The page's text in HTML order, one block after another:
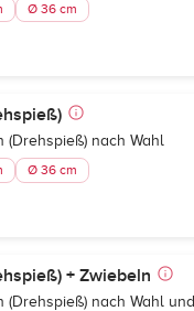
Ø 36 cm
(Drehspieß) nach Wahl
Ø 36 cm
+ Zwiebeln
(Drehspieß) nach Wahl und